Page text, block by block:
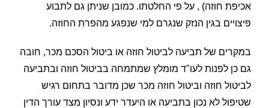
אכיפת חוזה) , על פי החלטתו. כמובן שניתן גם לתבוע
פיצויים בגין הנזק שנגרם למי שנפגע מהפרת החוזה.
במקרים של תביעה לביטול חוזה או ביטול הסכם מכר, חובה
גם כן לפנות לעו"ד מומלץ שמתמחה בביטול חוזה ובתביעה
לביטול חוזה וביטול חוזה מכר שכן מדובר בתחום רגיש
שטיפול לא נכון בתביעה או היעדר ידע ונסיון מצד עורך הדין